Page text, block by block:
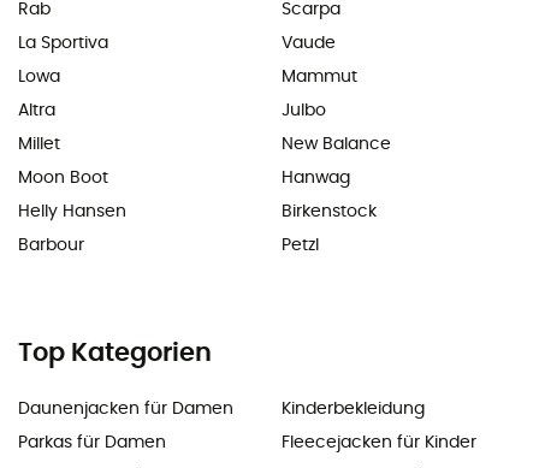
Rab
La Sportiva
Lowa
Altra
Millet
Moon Boot
Helly Hansen
Barbour
Scarpa
Vaude
Mammut
Julbo
New Balance
Hanwag
Birkenstock
Petzl
Top Kategorien
Daunenjacken für Damen
Parkas für Damen
Kinderbekleidung
Fleecejacken für Kinder